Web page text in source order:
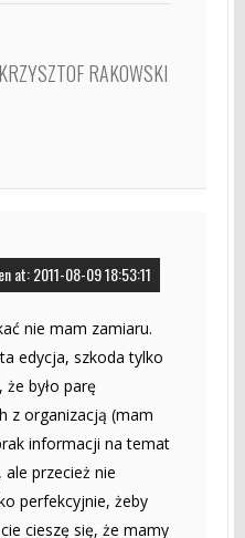
KRZYSZTOF RAKOWSKI
at: 2011-08-09 18:53:11
nie mam zamiaru.
edycja, szkoda tylko
było parę
z organizacją (mam
informacji na temat
przecież nie
perfekcyjnie, żeby
cieszę się, że mamy